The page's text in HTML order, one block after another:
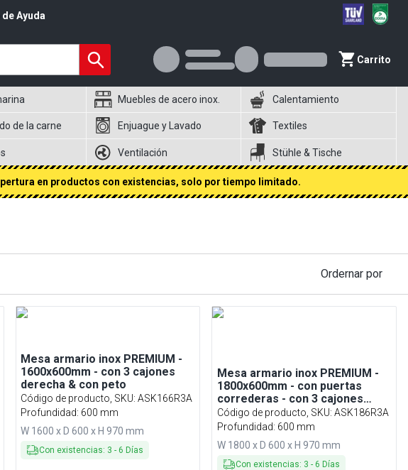
Ayuda
Carrito
Muebles de acero inox. Calentamiento
de la carne Enjuague y Lavado Textiles
Ventilación Stühle & Tische
en productos con existencias, solo por tiempo limitado.
Ordernar por
Mesa armario inox PREMIUM -
1600x600mm - con 3 cajones
derecha & con peto
Código de producto, SKU:ASK166R3A
Profundidad: 600 mm
W 1600 x D 600 x H 970 mm
Con existencias: 3 - 6 Días
Mesa armario inox PREMIUM -
1800x600mm - con puertas
correderas - con 3 cajones
derecha & con peto - con
estante intermedio
Código de producto, SKU: ASK186R3A
Profundidad: 600 mm
W 1800 x D 600 x H 970 mm
Con existencias: 3 - 6 Días